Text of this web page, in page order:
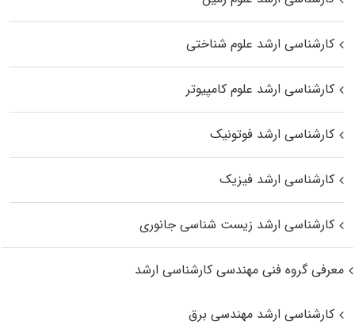
کارشناسی ارشد علوم شناختی
کارشناسی ارشد علوم کامپیوتر
کارشناسی ارشد فوتونیک
کارشناسی ارشد فیزیک
کارشناسی ارشد زیست‌ شناسی جانوری
معرفی گروه فنی مهندسی کارشناسی ارشد
کارشناسی ارشد مهندسی برق